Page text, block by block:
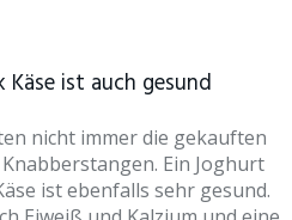
ist auch gesund
nicht immer die gekauften
Ein Joghurt
ist ebenfalls sehr gesund.